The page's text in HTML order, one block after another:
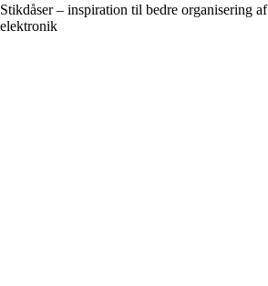
Stikdåser – inspiration til bedre organisering af
elektronik